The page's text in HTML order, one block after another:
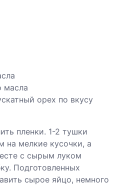
масла
орех по вкусу
пленки. 1-2 тушки
на мелкие кусочки, а
с сырым луком
Подготовленных
сырое яйцо, немного